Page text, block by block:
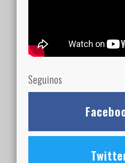
Seguinos